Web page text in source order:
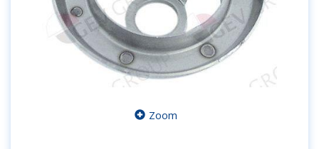
Zoom